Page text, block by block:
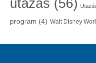
utazás (56)
program (4) Walt Disney